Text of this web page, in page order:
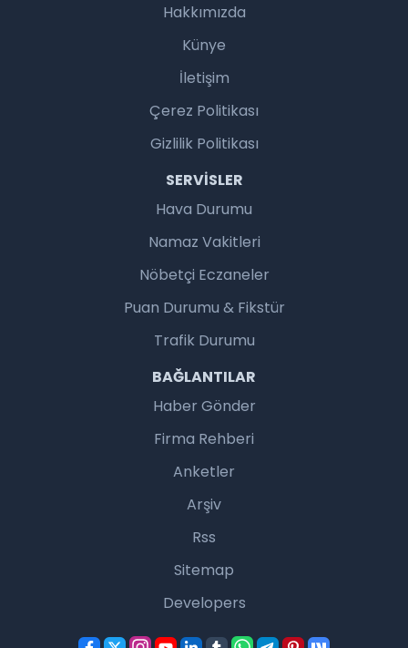
Hakkımızda
Künye
İletişim
Çerez Politikası
Gizlilik Politikası
SERVISLER
Hava Durumu
Namaz Vakitleri
Nöbetçi Eczaneler
Puan Durumu & Fikstür
Trafik Durumu
BAĞLANTILAR
Haber Gönder
Firma Rehberi
Anketler
Arşiv
Rss
Sitemap
Developers